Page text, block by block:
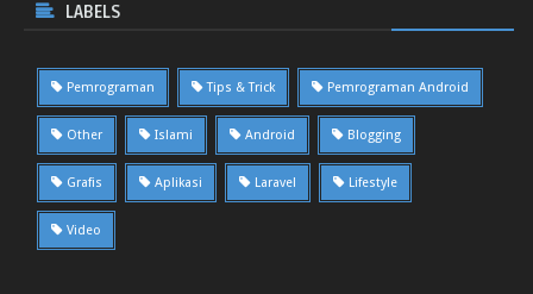
LABELS
Pemrograman Tips & Trick Pemrograman Android
Other Islami Android Blogging
Grafis Aplikasi Laravel Lifestyle
Video